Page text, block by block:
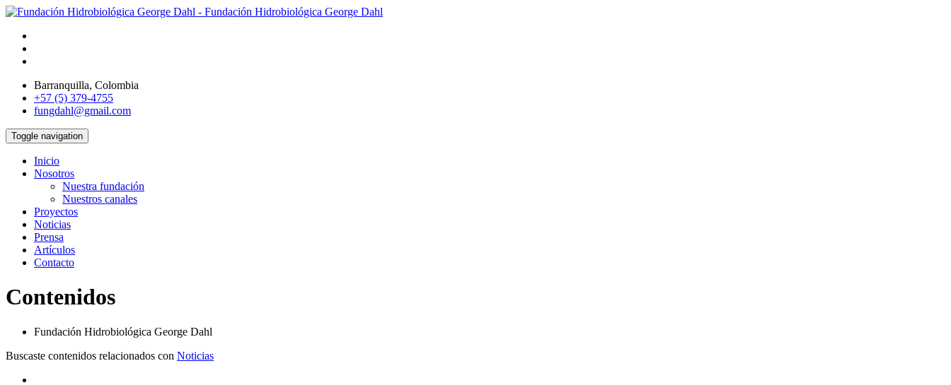
Barranquilla, Colombia
+57 (5) 379-4755
fungdahl@gmail.com
Toggle navigation
Inicio
Nosotros
Nuestra fundación
Nuestros canales
Proyectos
Noticias
Prensa
Artículos
Contacto
Contenidos
Fundación Hidrobiológica George Dahl
Buscaste contenidos relacionados con Noticias